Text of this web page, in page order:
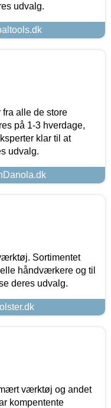
udvalg.
alle de store
på 1-3 hverdage,
klar til at
udvalg.
Sortimentet
håndværkere og til
deres udvalg.
værktøj og andet
kompentente